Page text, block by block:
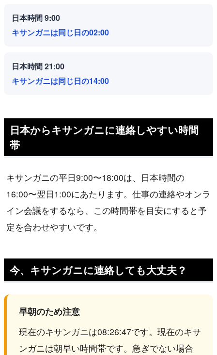
日本時間 9:00
キサンガニは同じ日の02:00
日本時間 21:00
キサンガニは同じ日の14:00
日本からキサンガニに連絡しやすい時間
帯
キサンガニの平日9:00〜18:00は、日本時間の
16:00〜翌日1:00にあたります。仕事の連絡やオンラ
イン会議をするなら、この時間帯を目安にすると予
定を合わせやすいです。
今、キサンガニに連絡しても大丈夫？
早朝のため注意
現在のキサンガニは08:26:47です。現在のキサ
ンガニは朝早い時間帯です。急ぎでない場合